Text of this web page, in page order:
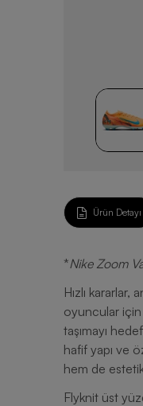
Ürün Detayı
*Nike Zoom
Hızlı
oyuncular
taşımayı
hafif yapı ve
hem de
Flyknit üst